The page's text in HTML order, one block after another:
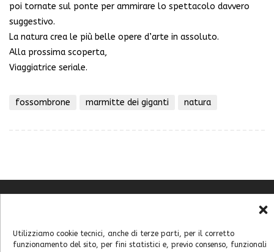
Utilizziamo cookie tecnici, anche di terze parti, per il corretto
funzionamento del sito, per fini statistici e, previo consenso, funzionali
poi tornate sul ponte per ammirare lo spettacolo davvero
suggestivo.
La natura crea le più belle opere d’arte in assoluto.
Alla prossima scoperta,
Viaggiatrice seriale.
fossombrone marmitte dei giganti natura
Cookie Policy (UE)